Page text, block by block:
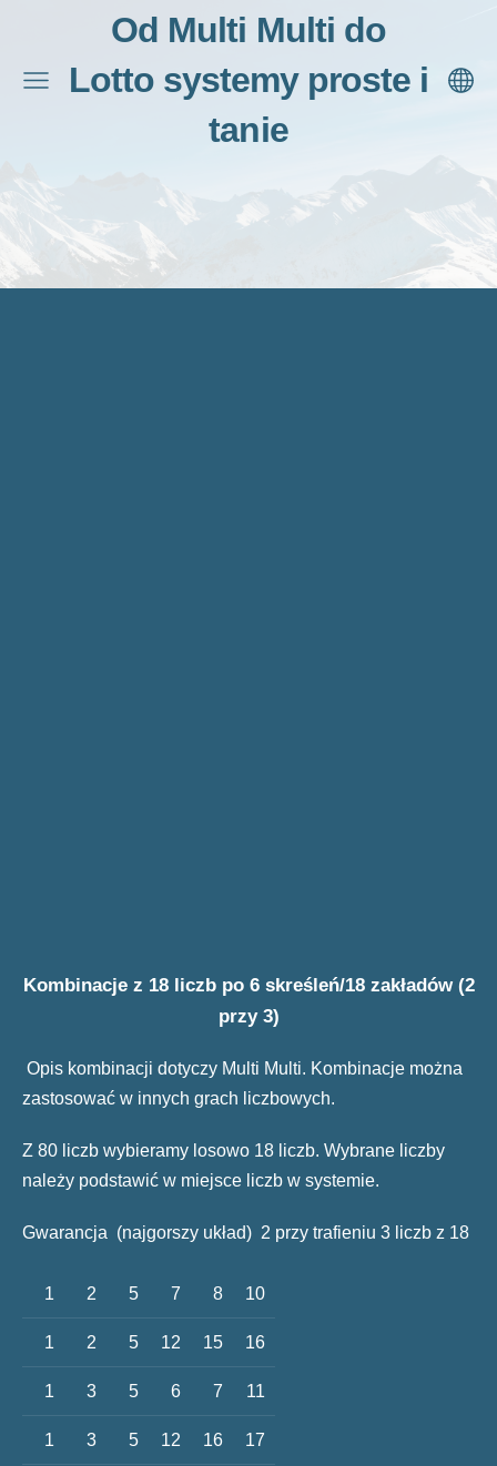
Od Multi Multi do
Lotto systemy proste i
tanie
Kombinacje z 18 liczb po 6 skreśleń/18 zakładów (2
przy 3)
Opis kombinacji dotyczy Multi Multi. Kombinacje można
zastosować w innych grach liczbowych.
Z 80 liczb wybieramy losowo 18 liczb. Wybrane liczby
należy podstawić w miejsce liczb w systemie.
Gwarancja (najgorszy układ) 2 przy trafieniu 3 liczb z 18
1 2 5 7 8 10
1 2 5 12 15 16
1 3 5 6 7 11
1 3 5 12 16 17